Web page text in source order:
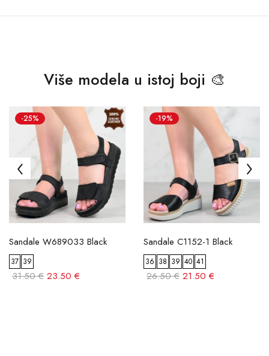
Više modela u istoj boji 🎨
-25%
Sandale W689033 Black
37 39
31.50 € 23.50 €
-19%
Sandale C1152-1 Black
36 38 39 40 41
26.50 € 21.50 €